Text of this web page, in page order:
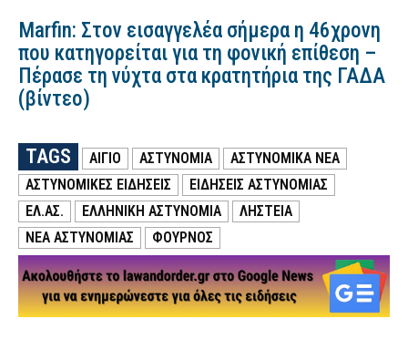
Marfin: Στον εισαγγελέα σήμερα η 46χρονη
που κατηγορείται για τη φονική επίθεση –
Πέρασε τη νύχτα στα κρατητήρια της ΓΑΔΑ
(βίντεο)
TAGS ΑΙΓΙΟ ΑΣΤΥΝΟΜΙΑ
ΑΣΤΥΝΟΜΙΚΑ ΝΕΑ
ΑΣΤΥΝΟΜΙΚΕΣ ΕΙΔΗΣΕΙΣ
ΕΙΔΗΣΕΙΣ ΑΣΤΥΝΟΜΙΑΣ
ΕΛ.ΑΣ.
ΕΛΛΗΝΙΚΗ ΑΣΤΥΝΟΜΙΑ
ΛΗΣΤΕΙΑ
ΝΕΑ ΑΣΤΥΝΟΜΙΑΣ
ΦΟΥΡΝΟΣ